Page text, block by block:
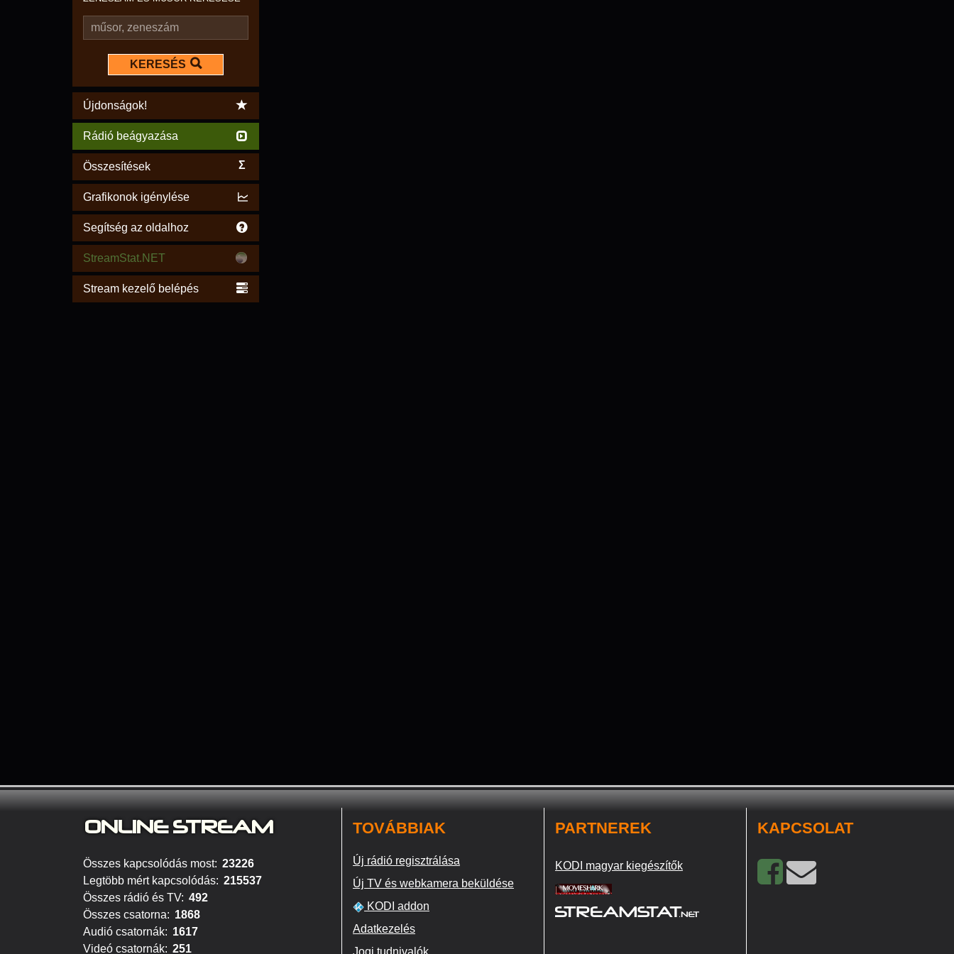
KERESÉS
Újdonságok!
Rádió beágyazása
Összesítések Σ
Grafikonok igénylése
Segítség az oldalhoz
StreamStat.NET
Stream kezelő belépés
ONLINE STREAM
Összes kapcsolódás most: 23226
Legtöbb mért kapcsolódás: 215537
Összes rádió és TV: 492
Összes csatorna: 1868
Audió csatornák: 1617
Videó csatornák: 251
TOVÁBBIAK
Új rádió regisztrálása
Új TV és webkamera beküldése
KODI addon
Adatkezelés
Jogi tudnivalók
PARTNEREK
KODI magyar kiegészítők
KAPCSOLAT